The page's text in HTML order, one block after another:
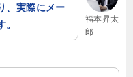
福本昇太
郎
、実際にメー